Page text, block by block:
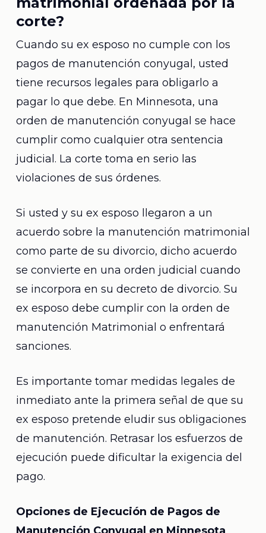
corte?
Cuando su ex esposo no cumple con los
pagos de manutención conyugal, usted
tiene recursos legales para obligarlo a
pagar lo que debe. En Minnesota, una
orden de manutención conyugal se hace
cumplir como cualquier otra sentencia
judicial. La corte toma en serio las
violaciones de sus órdenes.
Si usted y su ex esposo llegaron a un
acuerdo sobre la manutención matrimonial
como parte de su divorcio, dicho acuerdo
se convierte en una orden judicial cuando
se incorpora en su decreto de divorcio. Su
ex esposo debe cumplir con la orden de
manutención Matrimonial o enfrentará
sanciones.
Es importante tomar medidas legales de
inmediato ante la primera señal de que su
ex esposo pretende eludir sus obligaciones
de manutención. Retrasar los esfuerzos de
ejecución puede dificultar la exigencia del
pago.
Opciones de Ejecución de Pagos de